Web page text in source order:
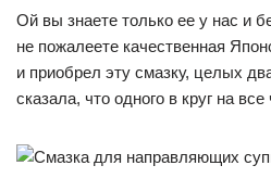
Ой вы знаете только ее у нас и
не пожалеете качественная
и приобрел эту смазку, целых
сказала, что одного в круг на